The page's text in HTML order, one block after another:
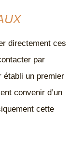
directement ces
par
établi un premier
convenir d’un
cette